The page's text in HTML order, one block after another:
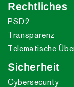
Rechtliches
PSD2
Transparenz
Telematische
Sicherheit
Cybersecurity